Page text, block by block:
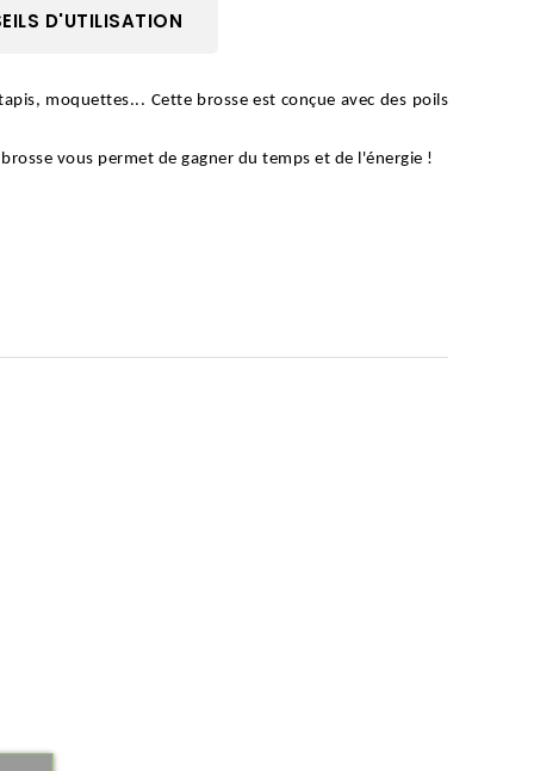
D'UTILISATION
moquettes... Cette brosse est conçue avec des poils
vous permet de gagner du temps et de l'énergie !